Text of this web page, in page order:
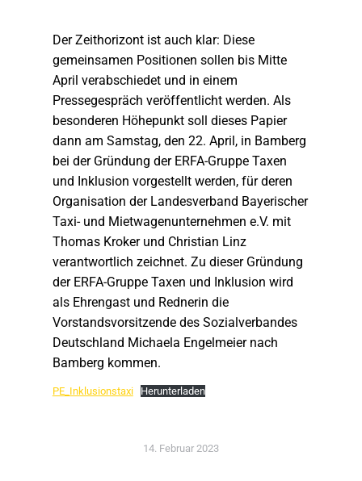
Der Zeithorizont ist auch klar: Diese
gemeinsamen Positionen sollen bis Mitte
April verabschiedet und in einem
Pressegespräch veröffentlicht werden. Als
besonderen Höhepunkt soll dieses Papier
dann am Samstag, den 22. April, in Bamberg
bei der Gründung der ERFA-Gruppe Taxen
und Inklusion vorgestellt werden, für deren
Organisation der Landesverband Bayerischer
Taxi- und Mietwagenunternehmen e.V. mit
Thomas Kroker und Christian Linz
verantwortlich zeichnet. Zu dieser Gründung
der ERFA-Gruppe Taxen und Inklusion wird
als Ehrengast und Rednerin die
Vorstandsvorsitzende des Sozialverbandes
Deutschland Michaela Engelmeier nach
Bamberg kommen.
PE_Inklusionstaxi Herunterladen
14. Februar 2023